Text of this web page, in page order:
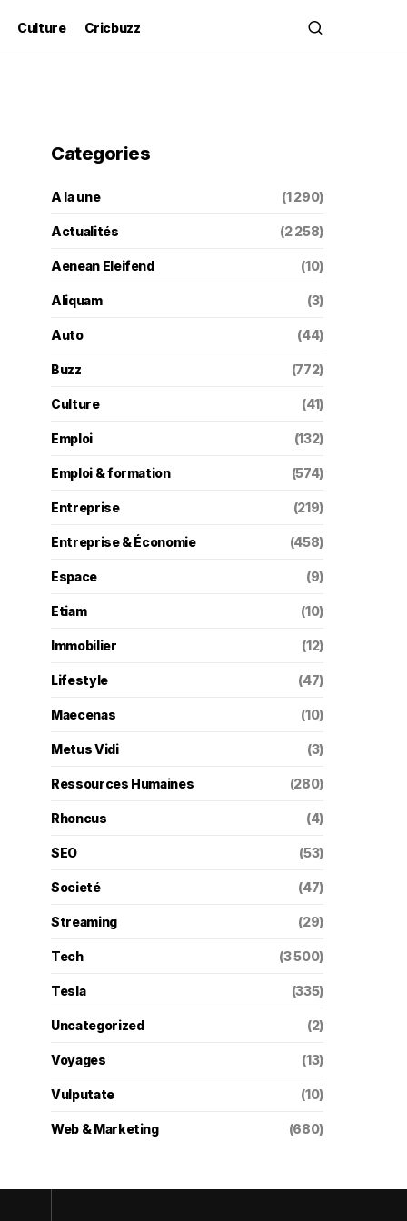
Culture Cricbuzz
Categories
A la une (1 290)
Actualités (2 258)
Aenean Eleifend (10)
Aliquam (3)
Auto (44)
Buzz (772)
Culture (41)
Emploi (132)
Emploi & formation (574)
Entreprise (219)
Entreprise & Économie (458)
Espace (9)
Etiam (10)
Immobilier (12)
Lifestyle (47)
Maecenas (10)
Metus Vidi (3)
Ressources Humaines (280)
Rhoncus (4)
SEO (53)
Societé (47)
Streaming (29)
Tech (3 500)
Tesla (335)
Uncategorized (2)
Voyages (13)
Vulputate (10)
Web & Marketing (680)